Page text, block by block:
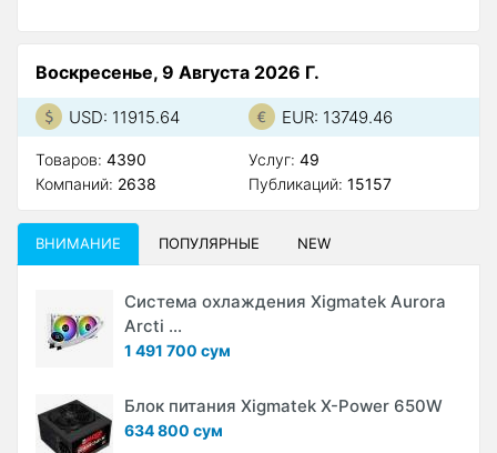
Воскресенье, 9 Августа 2026 Г.
USD: 11915.64 EUR: 13749.46
Товаров: 4390
Компаний: 2638
Услуг: 49
Публикаций: 15157
ВНИМАНИЕ ПОПУЛЯРНЫЕ NEW
Система охлаждения Xigmatek Aurora
Arcti ...
1 491 700 сум
Блок питания Xigmatek X-Power 650W
634 800 сум